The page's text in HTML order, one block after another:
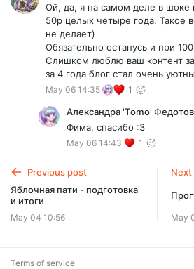
Ой, да, я на самом деле в шоке
50р целых четыре года. Такое
не делает)
Обязательно останусь и при
Слишком люблю ваш контент
за 4 года блог стал очень
May 06 14:35 1
Александра 'Tomo'
Фима, спасибо :3
May 06 14:43 1
Previous post
Яблочная пати - подготовка
и итоги
May 04 10:56 May
Terms of service